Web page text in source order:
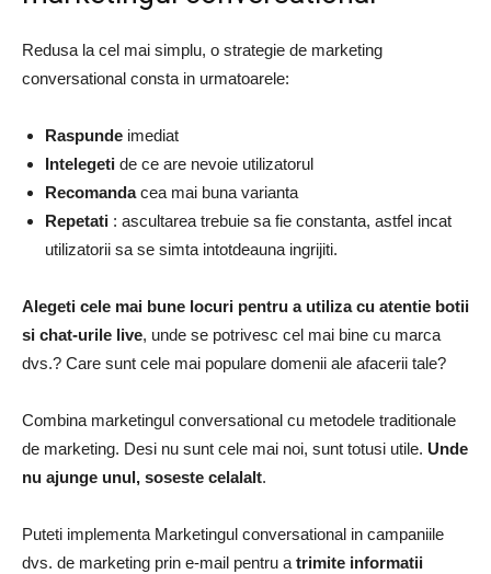
Redusa la cel mai simplu, o strategie de marketing
conversational consta in urmatoarele:
Raspunde imediat
Intelegeti de ce are nevoie utilizatorul
Recomandacea mai buna varianta
Repetati : ascultarea trebuie sa fie constanta, astfel incat
utilizatorii sa se simta intotdeauna ingrijiti.
Alegeti cele mai bune locuri pentru a utiliza cu atentie botii
si chat-urile live, unde se potrivesc cel mai bine cu marca
dvs.? Care sunt cele mai populare domenii ale afacerii tale?
Combina marketingul conversational cu metodele traditionale
de marketing. Desi nu sunt cele mai noi, sunt totusi utile. Unde
nu ajunge unul, soseste celalalt.
Puteti implementa Marketingul conversational in campaniile
dvs. de marketing prin e-mail pentru a trimite informatii